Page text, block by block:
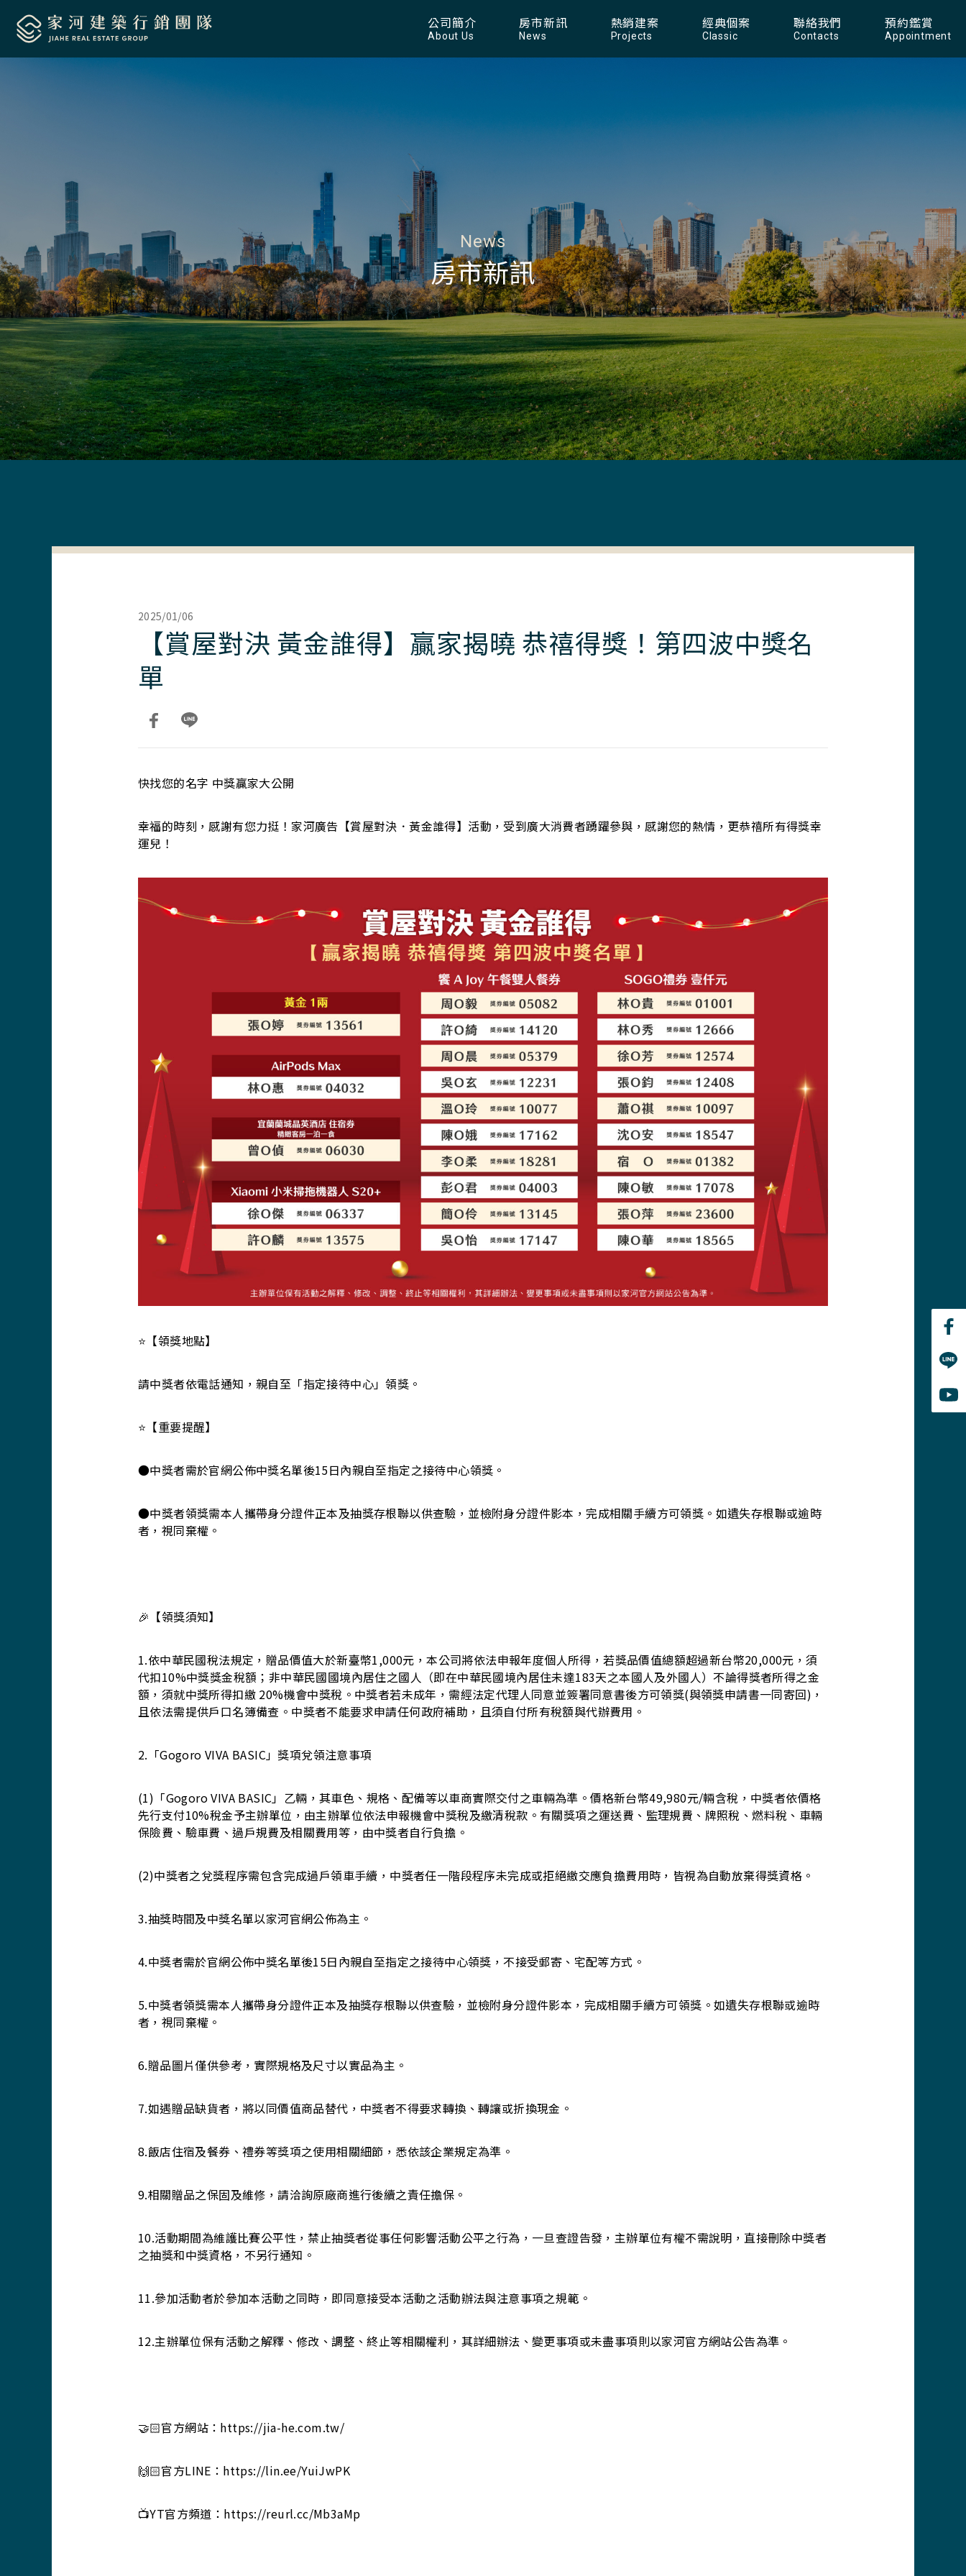
公司簡介
About Us
房市新訊
News
熱銷建案
Projects
經典個案
Classic
聯絡我們
Contacts
預約鑑賞
Appointment
News
房市新訊
2025/01/06
【賞屋對決 黃金誰得】贏家揭曉 恭禧得獎！第四波中獎名
單
快找您的名字 中獎贏家大公開
幸福的時刻，感謝有您力挺！家河廣告【賞屋對決．黃金誰得】活動，受到廣大消費者踴躍參與，感謝您的熱情，更恭禧所有得獎幸
運兒！
⭐️【領獎地點】
請中獎者依電話通知，親自至「指定接待中心」領獎。
⭐️【重要提醒】
●中獎者需於官網公佈中獎名單後15日內親自至指定之接待中心領獎。
●中獎者領獎需本人攜帶身分證件正本及抽獎存根聯以供查驗，並檢附身分證件影本，完成相關手續方可領獎。如遺失存根聯或逾時
者，視同棄權。
🎉【領獎須知】
1.依中華民國稅法規定，贈品價值大於新臺幣1,000元，本公司將依法申報年度個人所得，若獎品價值總額超過新台幣20,000元，須
代扣10%中獎獎金稅額；非中華民國國境內居住之國人（即在中華民國境內居住未達183天之本國人及外國人）不論得獎者所得之金
額，須就中獎所得扣繳 20%機會中獎稅。中獎者若未成年，需經法定代理人同意並簽署同意書後方可領獎(與領獎申請書一同寄回)，
且依法需提供戶口名簿備查。中獎者不能要求申請任何政府補助，且須自付所有稅額與代辦費用。
2.「Gogoro VIVA BASIC」獎項兌領注意事項
(1)「Gogoro VIVA BASIC」乙輛，其車色、規格、配備等以車商實際交付之車輛為準。價格新台幣49,980元/輛含稅，中獎者依價格
先行支付10%稅金予主辦單位，由主辦單位依法申報機會中獎稅及繳清稅款。有關獎項之運送費、監理規費、牌照稅、燃料稅、車輛
保險費、驗車費、過戶規費及相關費用等，由中獎者自行負擔。
(2)中獎者之兌獎程序需包含完成過戶領車手續，中獎者任一階段程序未完成或拒絕繳交應負擔費用時，皆視為自動放棄得獎資格。
3.抽獎時間及中獎名單以家河官網公佈為主。
4.中獎者需於官網公佈中獎名單後15日內親自至指定之接待中心領獎，不接受郵寄、宅配等方式。
5.中獎者領獎需本人攜帶身分證件正本及抽獎存根聯以供查驗，並檢附身分證件影本，完成相關手續方可領獎。如遺失存根聯或逾時
者，視同棄權。
6.贈品圖片僅供參考，實際規格及尺寸以實品為主。
7.如遇贈品缺貨者，將以同價值商品替代，中獎者不得要求轉換、轉讓或折換現金。
8.飯店住宿及餐券、禮券等獎項之使用相關細節，悉依該企業規定為準。
9.相關贈品之保固及維修，請洽詢原廠商進行後續之責任擔保。
10.活動期間為維護比賽公平性，禁止抽獎者從事任何影響活動公平之行為，一旦查證告發，主辦單位有權不需說明，直接刪除中獎者
之抽獎和中獎資格，不另行通知。
11.參加活動者於參加本活動之同時，即同意接受本活動之活動辦法與注意事項之規範。
12.主辦單位保有活動之解釋、修改、調整、終止等相關權利，其詳細辦法、變更事項或未盡事項則以家河官方網站公告為準。
🤝🏻官方網站：https://jia-he.com.tw/
🙌🏻官方LINE：https://lin.ee/YuiJwPK
📺YT官方頻道：https://reurl.cc/Mb3aMp